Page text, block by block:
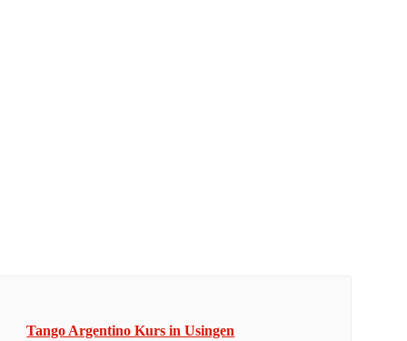
Tango Argentino Kurs in Usingen